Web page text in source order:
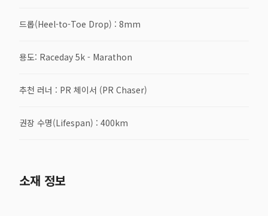
드롭(Heel-to-Toe Drop) : 8mm
용도: Raceday 5k - Marathon
추천 러너 : PR 체이서 (PR Chaser)
권장 수명(Lifespan) : 400km
소재 정보